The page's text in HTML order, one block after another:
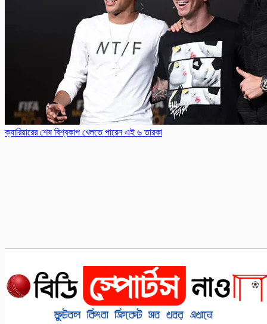
ক্যারিয়ারের শেষ বিশ্বকাপ খেলতে পারেন এই ৬ তারকা